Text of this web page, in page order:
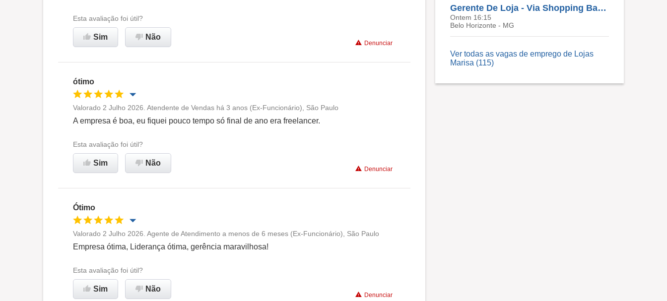
Esta avaliação foi útil?
Sim Não
Denunciar
ótimo
Oportunidade de promoção
Ambiente de trabalho
Conciliação com a vida familiar
Recomenda esta empresa
Valorado 2 Julho 2026. Atendente de Vendas há 3 anos (Ex-Funcionário), São Paulo
A empresa é boa, eu fiquei pouco tempo só final de ano era freelancer.
Esta avaliação foi útil?
Sim Não
Denunciar
Ótimo
Oportunidade de promoção
Ambiente de trabalho
Conciliação com a vida familiar
Recomenda esta empresa
Valorado 2 Julho 2026. Agente de Atendimento a menos de 6 meses (Ex-Funcionário), São Paulo
Empresa ótima, Liderança ótima, gerência maravilhosa!
Esta avaliação foi útil?
Sim Não
Denunciar
Gerente De Loja - Via Shopping Barreiro
Ontem 16:15
Belo Horizonte - MG
Ver todas as vagas de emprego de Lojas
Marisa (115)